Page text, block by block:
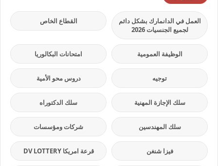
العمل في الدانمارك بشكل دائم
لجميع الجنسيات 2026
القطاع الخاص
الوظيفة العمومية امتحانات البكالوريا
توجيه دروس محو الأمية
سلك الإجازة المهنية سلك الدكتوراه
سلك المهندسين شركات ومؤسسات
فيزا شنغن قرعة امريكا DV LOTTERY